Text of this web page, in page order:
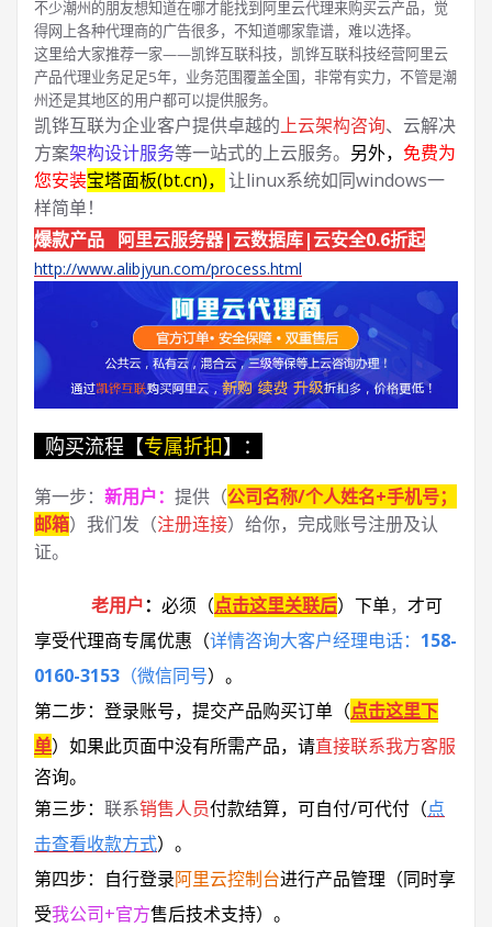
不少潮州的朋友想知道在哪才能找到阿里云代理来购买云产品，觉
得网上各种代理商的广告很多，不知道哪家靠谱，难以选择。
这里给大家推荐一家——凯铧互联科技，凯铧互联科技经营阿里云
产品代理业务足足5年，业务范围覆盖全国，非常有实力，不管是潮
州还是其地区的用户都可以提供服务。
凯铧互联为企业客户提供卓越的上云架构咨询、云解决
方案架构设计服务等一站式的上云服务。 另外， 免费为
您安装宝塔面板(bt.cn)， 让linux系统如同windows一
样简单！
爆款产品 阿里云服务器|云数据库|云安全0.6折起
http://www.alibjyun.com/process.html
购买流程【专属折扣】：
第一步： 新用户： 提供（公司名称/个人姓名+手机号；
邮箱）我们发（注册连接）给你，完成账号注册及认
证。
老用户： 必须 （点击这里关联后） 下单， 才可
享受代理商专属优惠 （详情咨询大客户经理电话： 158-
0160-3153 （微信同号） 。
第二步：登录账号，提交产品购买订单（点击这里下
单） 如果此页面中没有所需产品，请直接联系我方客服
咨询。
第三步： 联系销售人员付款结算，可自付/可代付（点
击查看收款方式）。
第四步：自行登录阿里云控制台进行产品管理（同时享
受我公司+官方售后技术支持）。